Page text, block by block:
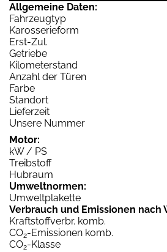
Allgemeine Daten:
Fahrzeugtyp
Karosserieform
Erst-Zul.
Getriebe
Kilometerstand
Anzahl der Türen
Farbe
Standort
Lieferzeit
Unsere Nummer
Motor:
kW / PS
Treibstoff
Hubraum
Umweltnormen:
Umweltplakette
Verbrauch und Emissionen nach
Kraftstoffverbr. komb.
CO2-Emissionen komb.
CO2-Klasse